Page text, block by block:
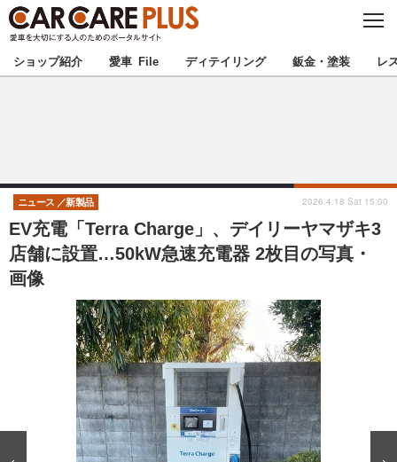
C
S
E
★カーケアプラス認定★ 厳選プロショップを地域から探す
甲信越 北陸
東海 関西
九州 沖縄
注目の記事
ショップレポート 愛車 File
自動車豆知識 ストップ！不具合修理＆粗悪修理
ディテイリング
ディテイリング 洗車
鈑金・塗装
ショップ紹介 愛車 File ディテイリング 鈑金・塗装 レ
EV充電「Terra Charge」、デイリーヤマザキ3
店舗に設置…50kW急速充電器 2枚目の写真・
画像
ニュース 新製品 2026.4.18 Sat 15:00